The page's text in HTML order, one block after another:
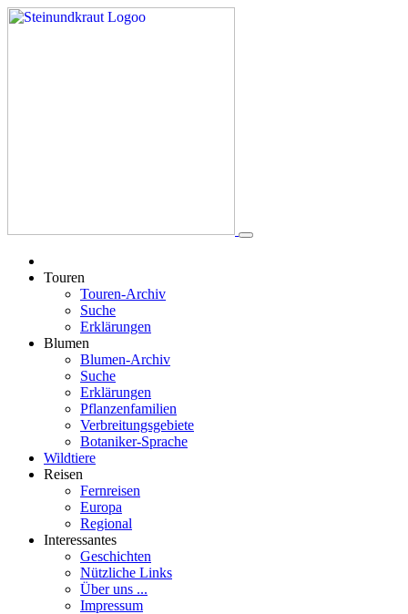
Touren
Touren-Archiv
Suche
Erklärungen
Blumen
Blumen-Archiv
Suche
Erklärungen
Pflanzenfamilien
Verbreitungsgebiete
Botaniker-Sprache
Wildtiere
Reisen
Fernreisen
Europa
Regional
Interessantes
Geschichten
Nützliche Links
Über uns ...
Impressum